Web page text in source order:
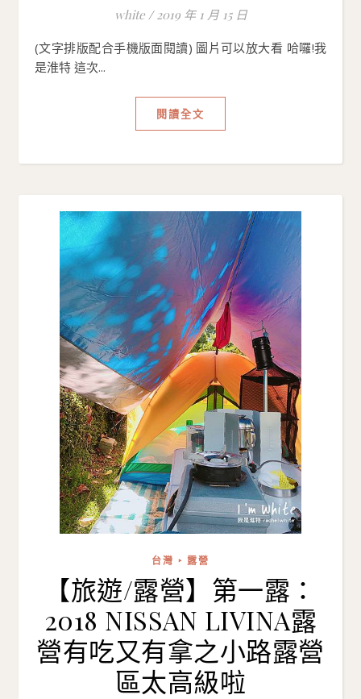
white / 2019 年 1 月 15 日
(文字排版配合手機版面閱讀) 圖片可以放大看 哈囉!我
是淮特 這次...
閱讀全文
台灣 ‣ 露營
【旅遊/露營】第一露：
2018 NISSAN LIVINA露
營有吃又有拿之小路露營
區太高級啦